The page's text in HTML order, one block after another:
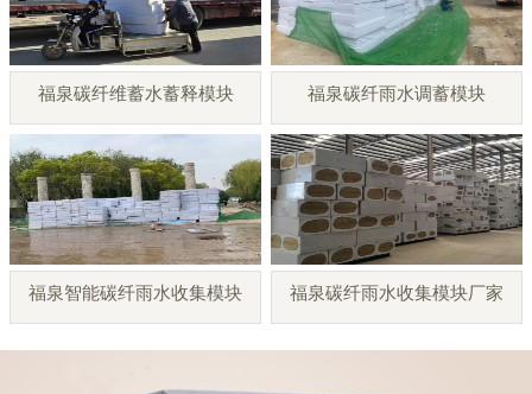
福泉碳纤维蓄水蓄释模块 福泉碳纤雨水调蓄模块
福泉智能碳纤雨水收集模块 福泉碳纤雨水收集模块厂家